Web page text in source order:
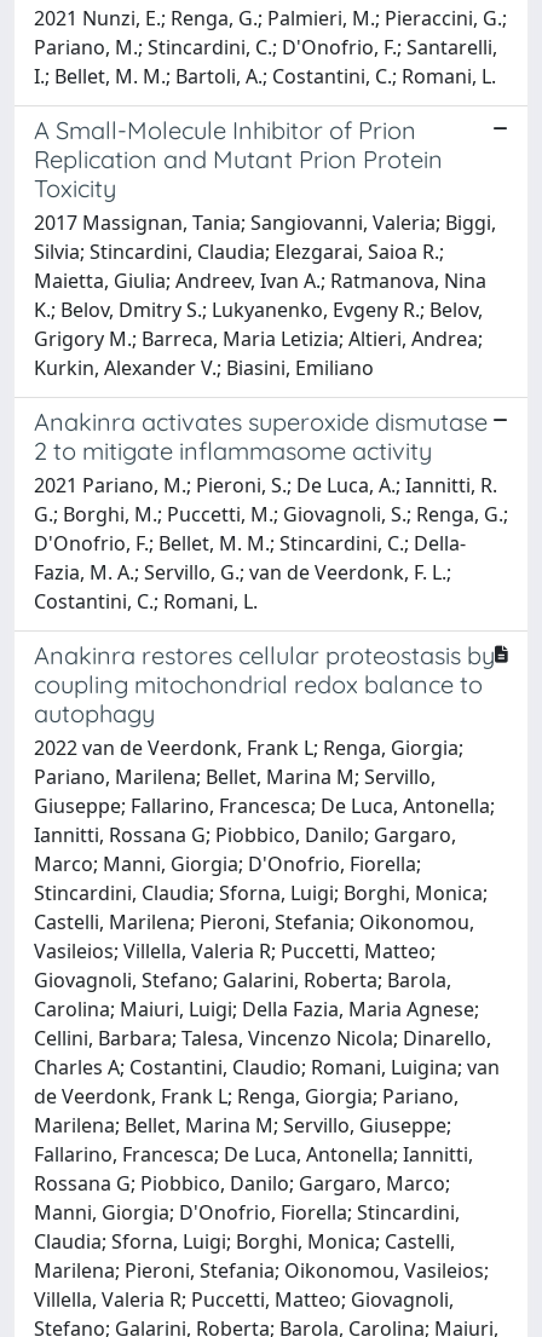
2021 Nunzi, E.; Renga, G.; Palmieri, M.; Pieraccini, G.;
Pariano, M.; Stincardini, C.; D'Onofrio, F.; Santarelli,
I.; Bellet, M. M.; Bartoli, A.; Costantini, C.; Romani, L.
A Small-Molecule Inhibitor of Prion
Replication and Mutant Prion Protein
Toxicity
2017 Massignan, Tania; Sangiovanni, Valeria; Biggi,
Silvia; Stincardini, Claudia; Elezgarai, Saioa R.;
Maietta, Giulia; Andreev, Ivan A.; Ratmanova, Nina
K.; Belov, Dmitry S.; Lukyanenko, Evgeny R.; Belov,
Grigory M.; Barreca, Maria Letizia; Altieri, Andrea;
Kurkin, Alexander V.; Biasini, Emiliano
Anakinra activates superoxide dismutase
2 to mitigate inflammasome activity
2021 Pariano, M.; Pieroni, S.; De Luca, A.; Iannitti, R.
G.; Borghi, M.; Puccetti, M.; Giovagnoli, S.; Renga, G.;
D'Onofrio, F.; Bellet, M. M.; Stincardini, C.; Della-
Fazia, M. A.; Servillo, G.; van de Veerdonk, F. L.;
Costantini, C.; Romani, L.
Anakinra restores cellular proteostasis by
coupling mitochondrial redox balance to
autophagy
2022 van de Veerdonk, Frank L; Renga, Giorgia;
Pariano, Marilena; Bellet, Marina M; Servillo,
Giuseppe; Fallarino, Francesca; De Luca, Antonella;
Iannitti, Rossana G; Piobbico, Danilo; Gargaro,
Marco; Manni, Giorgia; D'Onofrio, Fiorella;
Stincardini, Claudia; Sforna, Luigi; Borghi, Monica;
Castelli, Marilena; Pieroni, Stefania; Oikonomou,
Vasileios; Villella, Valeria R; Puccetti, Matteo;
Giovagnoli, Stefano; Galarini, Roberta; Barola,
Carolina; Maiuri, Luigi; Della Fazia, Maria Agnese;
Cellini, Barbara; Talesa, Vincenzo Nicola; Dinarello,
Charles A; Costantini, Claudio; Romani, Luigina; van
de Veerdonk, Frank L; Renga, Giorgia; Pariano,
Marilena; Bellet, Marina M; Servillo, Giuseppe;
Fallarino, Francesca; De Luca, Antonella; Iannitti,
Rossana G; Piobbico, Danilo; Gargaro, Marco;
Manni, Giorgia; D'Onofrio, Fiorella; Stincardini,
Claudia; Sforna, Luigi; Borghi, Monica; Castelli,
Marilena; Pieroni, Stefania; Oikonomou, Vasileios;
Villella, Valeria R; Puccetti, Matteo; Giovagnoli,
Stefano; Galarini, Roberta; Barola, Carolina; Maiuri,